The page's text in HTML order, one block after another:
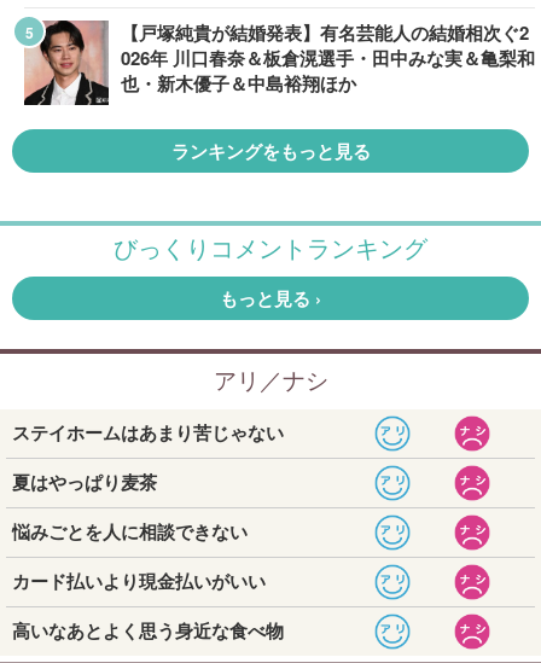
【戸塚純貴が結婚発表】有名芸能人の結婚相次ぐ2
026年 川口春奈＆板倉滉選手・田中みな実＆亀梨和
也・新木優子＆中島裕翔ほか
ランキングをもっと見る